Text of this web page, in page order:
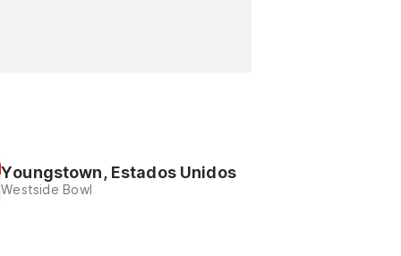
Youngstown, Estados Unidos
Westside Bowl